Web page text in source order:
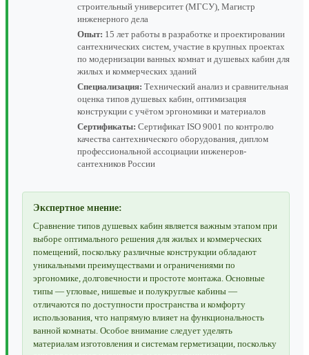
строительный университет (МГСУ), Магистр
инженерного дела
Опыт: 15 лет работы в разработке и проектировании
сантехнических систем, участие в крупных проектах
по модернизации ванных комнат и душевых кабин для
жилых и коммерческих зданий
Специализация: Технический анализ и сравнительная
оценка типов душевых кабин, оптимизация
конструкции с учётом эргономики и материалов
Сертификаты: Сертификат ISO 9001 по контролю
качества сантехнического оборудования, диплом
профессиональной ассоциации инженеров-
сантехников России
Экспертное мнение:
Сравнение типов душевых кабин является важным этапом при
выборе оптимального решения для жилых и коммерческих
помещений, поскольку различные конструкции обладают
уникальными преимуществами и ограничениями по
эргономике, долговечности и простоте монтажа. Основные
типы — угловые, нишевые и полукруглые кабины —
отличаются по доступности пространства и комфорту
использования, что напрямую влияет на функциональность
ванной комнаты. Особое внимание следует уделять
материалам изготовления и системам герметизации, поскольку